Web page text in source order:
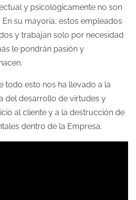
y psicológicamente no son
su mayoria, estos empleados
y trabajan solo por necesidad
le pondrán pasión y
todo esto nos ha llevado a la
del desarrollo de virtudes y
al cliente y a la destrucción de
dentro de la Empresa.